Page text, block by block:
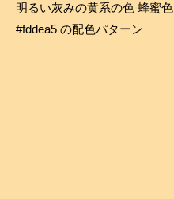
明るい灰みの黄系の色 蜂蜜色
#fddea5 の配色パターン